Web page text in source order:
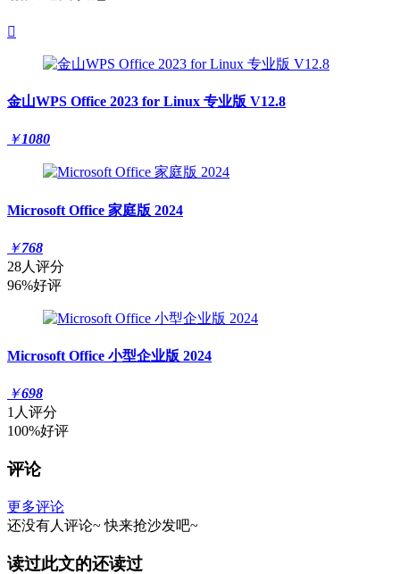

金山WPS Office 2023 for Linux 专业版 V12.8
￥1080
Microsoft Office 家庭版 2024
￥768
28人评分
96%好评
Microsoft Office 小型企业版 2024
￥698
1人评分
100%好评
评论
更多评论
还没有人评论~ 快来抢沙发吧~
读过此文的还读过